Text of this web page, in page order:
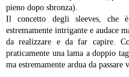
pieno dopo sbronza).
Il concetto degli sleeves, che
estremamente intrigante e audace
da realizzare e da far capire.
praticamente una lama a doppio
ma estremamente ardua da passare